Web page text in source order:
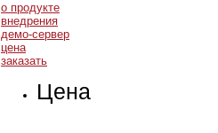
о продукте
внедрения
демо-сервер
цена
заказать
Цена